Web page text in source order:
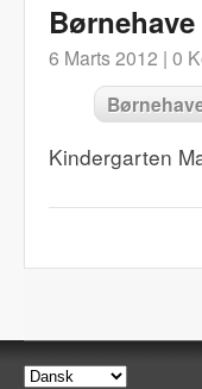
6 Marts 2012 | 0
Kindergarten